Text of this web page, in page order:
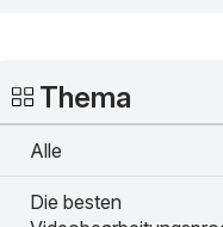
Thema
Alle
Die besten